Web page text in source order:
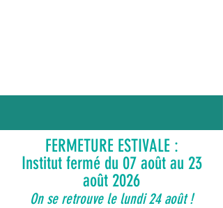
FERMETURE ESTIVALE :
Institut fermé du 07 août au 23
août 2026
On se retrouve le lundi 24 août !